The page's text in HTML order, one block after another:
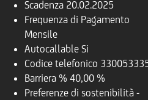
Scadenza 20.02.2025
Frequenza di Pagamento
Mensile
Autocallable Si
Codice telefonico
Barriera % 40,00 %
Preferenze di sostenibilità -